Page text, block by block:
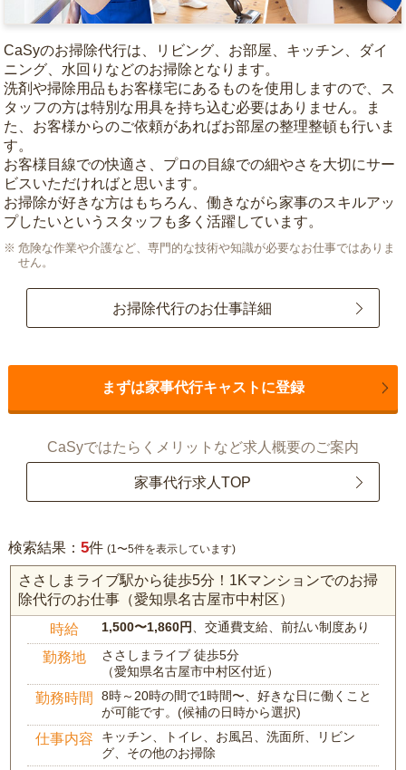
CaSyのお掃除代行は、リビング、お部屋、キッチン、ダイ
ニング、水回りなどのお掃除となります。
洗剤や掃除用品もお客様宅にあるものを使用しますので、ス
タッフの方は特別な用具を持ち込む必要はありません。ま
た、お客様からのご依頼があればお部屋の整理整頓も行いま
す。
お客様目線での快適さ、プロの目線での細やさを大切にサー
ビスいただければと思います。
お掃除が好きな方はもちろん、働きながら家事のスキルアッ
プしたいというスタッフも多く活躍しています。
危険な作業や介護など、専門的な技術や知識が必要なお仕事ではありま
せん。
お掃除代行のお仕事詳細
まずは家事代行キャストに登録
CaSyではたらくメリットなど求人概要のご案内
家事代行求人TOP
検索結果： 5件 (1〜5件を表示しています)
ささしまライブ駅から徒歩5分！1Kマンションでのお掃
除代行のお仕事（愛知県名古屋市中村区）
時給 1,500〜1,860円、交通費支給、前払い制度あり
勤務地
ささしまライブ 徒歩5分
（愛知県名古屋市中村区付近）
勤務時間
8時～20時の間で1時間〜、好きな日に働くこと
が可能です。(候補の日時から選択)
仕事内容
キッチン、トイレ、お風呂、洗面所、リビン
グ、その他のお掃除